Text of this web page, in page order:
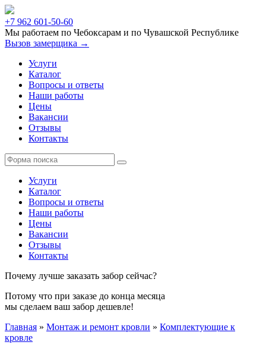
+7 962 601-50-60
Мы работаем по Чебоксарам и по Чувашской Республике
Вызов замерщика →
Услуги
Каталог
Вопросы и ответы
Наши работы
Цены
Вакансии
Отзывы
Контакты
Услуги
Каталог
Вопросы и ответы
Наши работы
Цены
Вакансии
Отзывы
Контакты
Почему лучше заказать забор сейчас?
Потому что при заказе до конца месяца
мы сделаем ваш забор дешевле!
Главная » Монтаж и ремонт кровли » Комплектующие к
кровле